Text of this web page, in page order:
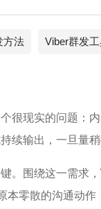
方法 Viber群发
很现实的问题：
续输出，一旦量
。围绕这一需求，
本零散的沟通动